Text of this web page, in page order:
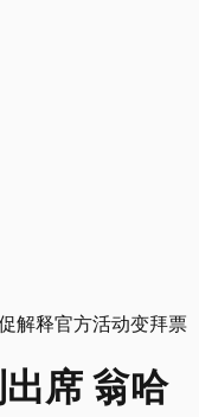
席 翁哈